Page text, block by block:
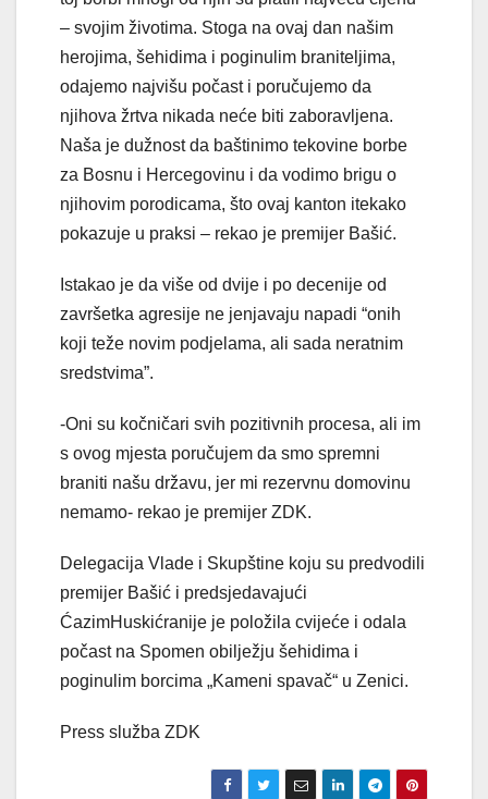
– svojim životima. Stoga na ovaj dan našim
herojima, šehidima i poginulim braniteljima,
odajemo najvišu počast i poručujemo da
njihova žrtva nikada neće biti zaboravljena.
Naša je dužnost da baštinimo tekovine borbe
za Bosnu i Hercegovinu i da vodimo brigu o
njihovim porodicama, što ovaj kanton itekako
pokazuje u praksi – rekao je premijer Bašić.
Istakao je da više od dvije i po decenije od
završetka agresije ne jenjavaju napadi “onih
koji teže novim podjelama, ali sada neratnim
sredstvima”.
-Oni su kočničari svih pozitivnih procesa, ali im
s ovog mjesta poručujem da smo spremni
braniti našu državu, jer mi rezervnu domovinu
nemamo- rekao je premijer ZDK.
Delegacija Vlade i Skupštine koju su predvodili
premijer Bašić i predsjedavajući
ĆazimHuskićranije je položila cvijeće i odala
počast na Spomen obilježju šehidima i
poginulim borcima „Kameni spavač“ u Zenici.
Press služba ZDK